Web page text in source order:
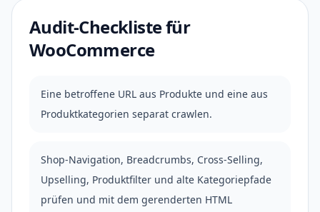
Audit-Checkliste für
WooCommerce
Eine betroffene URL aus Produkte und eine aus
Produktkategorien separat crawlen.
Shop-Navigation, Breadcrumbs, Cross-Selling,
Upselling, Produktfilter und alte Kategoriepfade
prüfen und mit dem gerenderten HTML